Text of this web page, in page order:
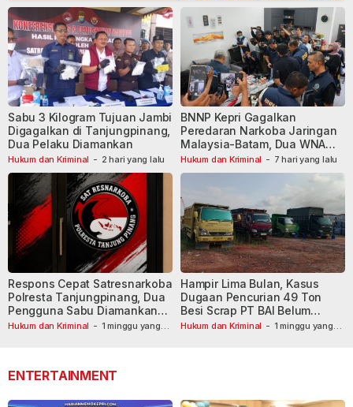
Hukum dan Kriminal - 2 hari yang lalu
Sabu 3 Kilogram Tujuan Jambi
Digagalkan di Tanjungpinang,
Dua Pelaku Diamankan
Hukum dan Kriminal - 7 hari yang lalu
BNNP Kepri Gagalkan
Peredaran Narkoba Jaringan
Malaysia-Batam, Dua WNA
Masih Diburu
Hukum dan Kriminal - 1 minggu yang
Respons Cepat Satresnarkoba
Polresta Tanjungpinang, Dua
Pengguna Sabu Diamankan
Usai Dilaporkan ke Call Center
Hukum dan Kriminal - 1 minggu yang
Hampir Lima Bulan, Kasus
Dugaan Pencurian 49 Ton
Besi Scrap PT BAI Belum
Tetapkan Tersangka
ENTERTAINMENT